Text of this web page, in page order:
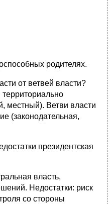
родителях.
от ветвей власти?
местный). Ветви власти
(законодательная,
президентская
власть,
Недостатки: риск
со стороны